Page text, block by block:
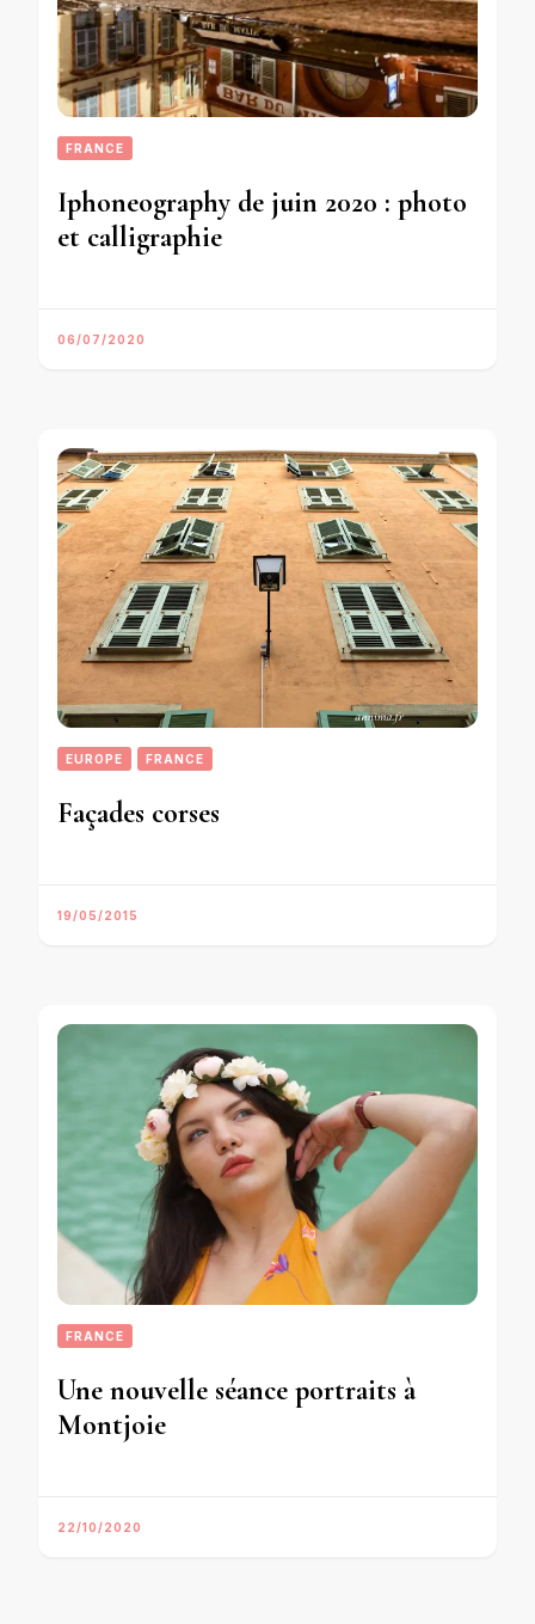
FRANCE
Iphoneography de juin 2020 : photo
et calligraphie
06/07/2020
EUROPE FRANCE
Façades corses
19/05/2015
FRANCE
Une nouvelle séance portraits à
Montjoie
22/10/2020